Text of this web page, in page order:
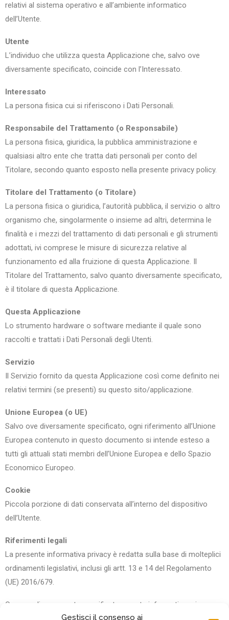
Gestisci il consenso ai
relativi al sistema operativo e all’ambiente informatico
dell’Utente.
Utente
L’individuo che utilizza questa Applicazione che, salvo ove
diversamente specificato, coincide con l’Interessato.
Interessato
La persona fisica cui si riferiscono i Dati Personali.
Responsabile del Trattamento (o Responsabile)
La persona fisica, giuridica, la pubblica amministrazione e
qualsiasi altro ente che tratta dati personali per conto del
Titolare, secondo quanto esposto nella presente privacy policy.
Titolare del Trattamento (o Titolare)
La persona fisica o giuridica, l’autorità pubblica, il servizio o altro
organismo che, singolarmente o insieme ad altri, determina le
finalità e i mezzi del trattamento di dati personali e gli strumenti
adottati, ivi comprese le misure di sicurezza relative al
funzionamento ed alla fruizione di questa Applicazione. Il
Titolare del Trattamento, salvo quanto diversamente specificato,
è il titolare di questa Applicazione.
Questa Applicazione
Lo strumento hardware o software mediante il quale sono
raccolti e trattati i Dati Personali degli Utenti.
Servizio
Il Servizio fornito da questa Applicazione così come definito nei
relativi termini (se presenti) su questo sito/applicazione.
Unione Europea (o UE)
Salvo ove diversamente specificato, ogni riferimento all’Unione
Europea contenuto in questo documento si intende esteso a
tutti gli attuali stati membri dell’Unione Europea e dello Spazio
Economico Europeo.
Cookie
Piccola porzione di dati conservata all’interno del dispositivo
dell’Utente.
Riferimenti legali
La presente informativa privacy è redatta sulla base di molteplici
ordinamenti legislativi, inclusi gli artt. 13 e 14 del Regolamento
(UE) 2016/679.
Ove non diversamente specificato, questa informativa privacy